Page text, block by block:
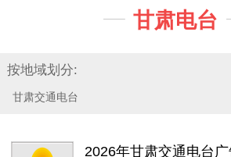
 甘肃电台
按地域划分:
甘肃交通电台
2026年甘肃交通电台